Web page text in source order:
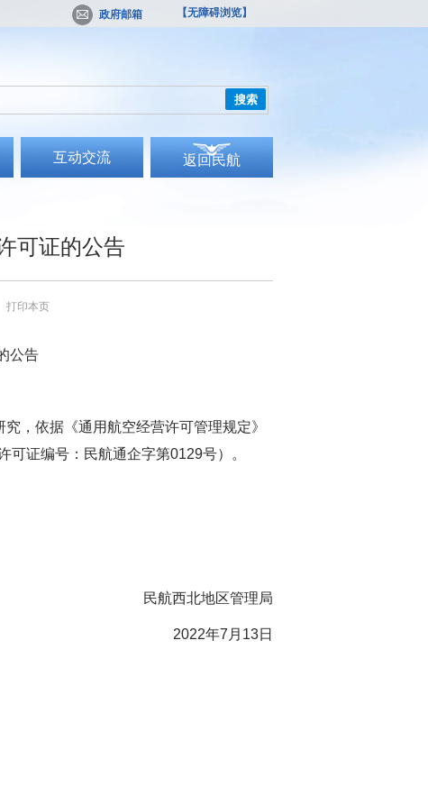
政府邮箱 【无障碍浏览】
搜索
互动交流 返回民航
可证的公告
打印本页
公告
究，依据《通用航空经营许可管理规定》
许可证编号：民航通企字第0129号） 。
民航西北地区管理局
2022年7 月 13日